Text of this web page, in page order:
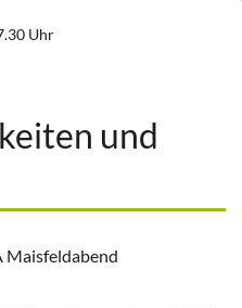
Uhr
und
Maisfeldabend